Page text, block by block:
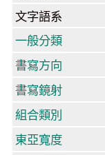
文字語系
一般分類
書寫方向
書寫鏡射
組合類別
東亞寬度